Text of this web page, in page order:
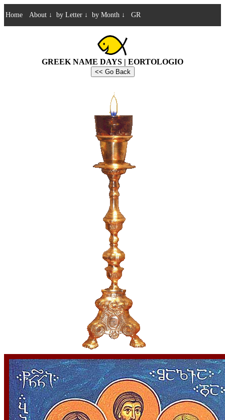
Home About ↓ by Letter ↓ by Month ↓ GR
GREEK NAME DAYS | EORTOLOGIO
<< Go Back